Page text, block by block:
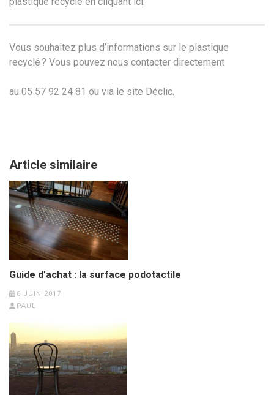
Vous souhaitez plus d’informations sur le plastique
recyclé ? Vous pouvez nous contacter directement
au 05 57 92 24 81 ou via le site Déclic.
Article similaire
Guide d’achat : la surface podotactile
6 JUIN 2017
PAUL